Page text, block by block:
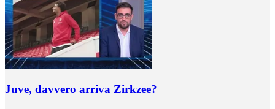
Juve, davvero arriva Zirkzee?